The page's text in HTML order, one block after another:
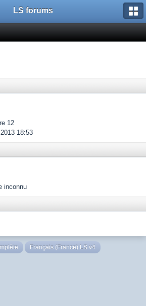
LS forums
12
18:53
inconnu
Français (France) LS v4